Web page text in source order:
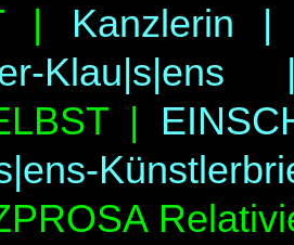
|
Kanzlerin |
Klau|s|ens
|